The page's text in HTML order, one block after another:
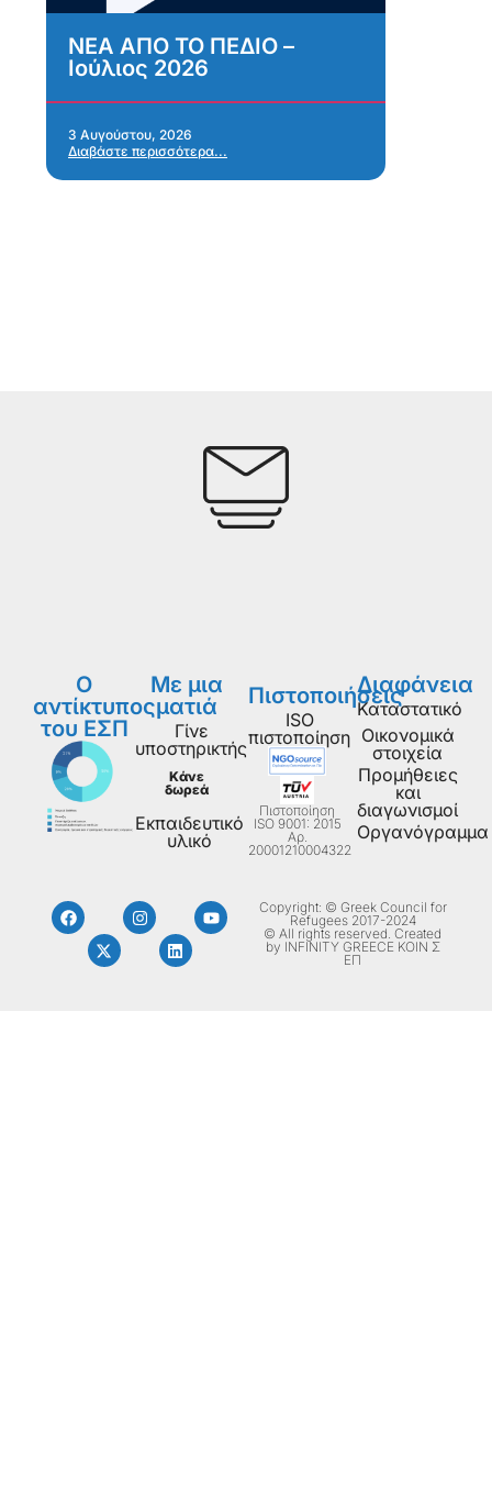
ΝΕΑ ΑΠΟ ΤΟ ΠΕΔΙΟ –
Ιούλιος 2026
3 Αυγούστου, 2026
Διαβάστε περισσότερα...
Ο
αντίκτυπος
του ΕΣΠ
Με μια
ματιά
Γίνε
υποστηρικτής
Κάνε
δωρεά
Εκπαιδευτικό
υλικό
Πιστοποιήσεις
ISO
πιστοποίηση
Πιστοποίηση
ISO 9001: 2015
Aρ.
20001210004322
Διαφάνεια
Καταστατικό
Οικονομικά
στοιχεία
Προμήθειες
και
διαγωνισμοί
Οργανόγραμμα
Copyright: © Greek Council for
Refugees 2017-2024
© All rights reserved. Created
by INFINITY GREECE ΚΟΙΝ Σ
ΕΠ